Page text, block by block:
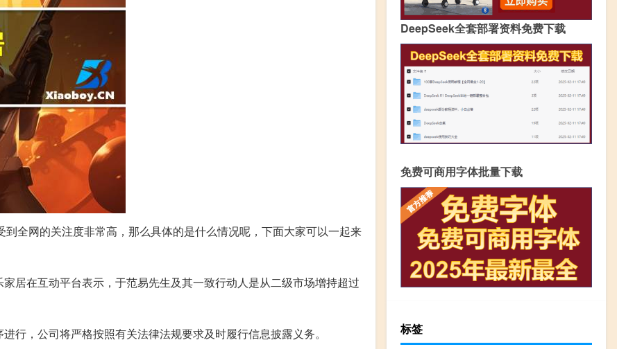
到全网的关注度非常高，那么具体的是什么情况呢，下面大家可以一起来
居在互动平台表示，于范易先生及其一致行动人是从二级市场增持超过
行，公司将严格按照有关法律法规要求及时履行信息披露义务。
DeepSeek全套部署资料免费下载
免费可商用字体批量下载
标签